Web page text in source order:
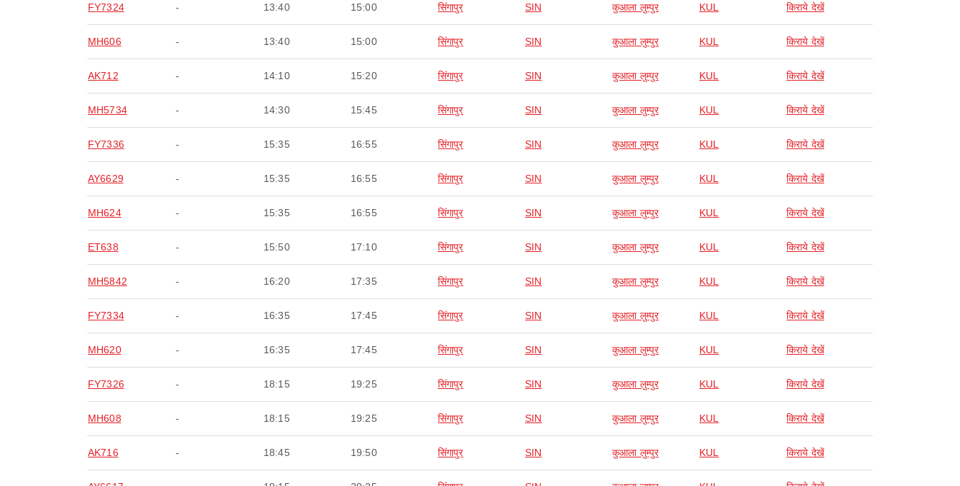
FY7324 - 13:40 15:00 सिंगापुर SIN कुआला लुम्पुर KUL किराये देखें
MH606 - 13:40 15:00 सिंगापुर SIN कुआला लुम्पुर KUL किराये देखें
AK712 - 14:10 15:20 सिंगापुर SIN कुआला लुम्पुर KUL किराये देखें
MH5734 - 14:30 15:45 सिंगापुर SIN कुआला लुम्पुर KUL किराये देखें
FY7336 - 15:35 16:55 सिंगापुर SIN कुआला लुम्पुर KUL किराये देखें
AY6629 - 15:35 16:55 सिंगापुर SIN कुआला लुम्पुर KUL किराये देखें
MH624 - 15:35 16:55 सिंगापुर SIN कुआला लुम्पुर KUL किराये देखें
ET638 - 15:50 17:10 सिंगापुर SIN कुआला लुम्पुर KUL किराये देखें
MH5842 - 16:20 17:35 सिंगापुर SIN कुआला लुम्पुर KUL किराये देखें
FY7334 - 16:35 17:45 सिंगापुर SIN कुआला लुम्पुर KUL किराये देखें
MH620 - 16:35 17:45 सिंगापुर SIN कुआला लुम्पुर KUL किराये देखें
FY7326 - 18:15 19:25 सिंगापुर SIN कुआला लुम्पुर KUL किराये देखें
MH608 - 18:15 19:25 सिंगापुर SIN कुआला लुम्पुर KUL किराये देखें
AK716 - 18:45 19:50 सिंगापुर SIN कुआला लुम्पुर KUL किराये देखें